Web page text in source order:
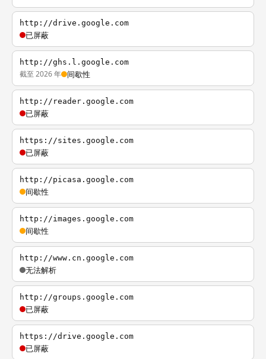
http://drive.google.com
已屏蔽
http://ghs.l.google.com
截至 2026 年 间歇性
http://reader.google.com
已屏蔽
https://sites.google.com
已屏蔽
http://picasa.google.com
间歇性
http://images.google.com
间歇性
http://www.cn.google.com
无法解析
http://groups.google.com
已屏蔽
https://drive.google.com
已屏蔽